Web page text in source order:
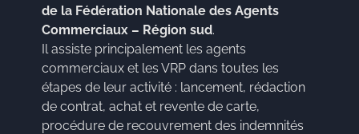
de la Fédération Nationale des Agents
Commerciaux – Région sud.
Il assiste principalement les agents
commerciaux et les VRP dans toutes les
étapes de leur activité : lancement, rédaction
de contrat, achat et revente de carte,
procédure de recouvrement des indemnités